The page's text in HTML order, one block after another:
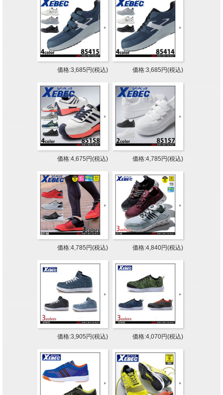
価格:3,685円(税込) 価格:3,685円(税込)
価格:4,675円(税込) 価格:4,785円(税込)
価格:4,785円(税込) 価格:4,840円(税込)
価格:3,905円(税込) 価格:4,070円(税込)